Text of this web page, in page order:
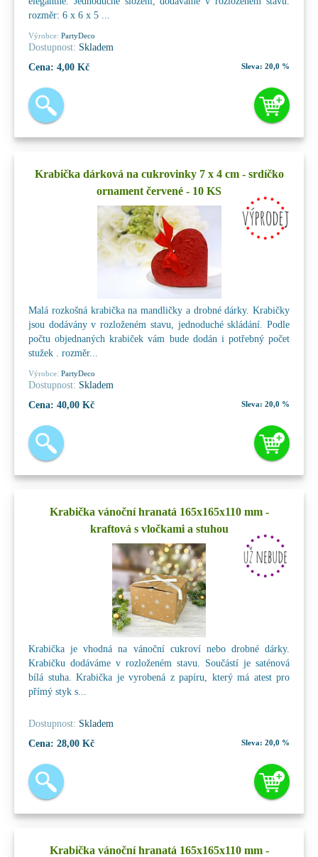
rozměr: 6 x 6 x 5 ...
Výrobce: PartyDeco
Dostupnost: Skladem
Cena: 4,00 Kč Sleva: 20,0 %
Krabička dárková na cukrovinky 7 x 4 cm - srdíčko
ornament červené - 10 KS
Malá rozkošná krabička na mandličky a drobné dárky. Krabičky
jsou dodávány v rozloženém stavu, jednoduché skládání. Podle
počtu objednaných krabiček vám bude dodán i potřebný počet
stužek . rozměr...
Výrobce: PartyDeco
Dostupnost: Skladem
Cena: 40,00 Kč Sleva: 20,0 %
Krabička vánoční hranatá 165x165x110 mm -
kraftová s vločkami a stuhou
Krabička je vhodná na vánoční cukroví nebo drobné dárky.
Krabičku dodáváme v rozloženém stavu. Součástí je saténová
bílá stuha. Krabička je vyrobená z papíru, který má atest pro
přímý styk s...
Dostupnost: Skladem
Cena: 28,00 Kč Sleva: 20,0 %
Krabička vánoční hranatá 165x165x110 mm -